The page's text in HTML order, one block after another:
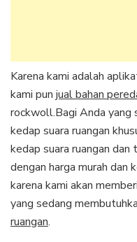
Karena kami adalah
kami pun jual bahan
rockwoll.Bagi Anda yang
kedap suara ruangan
kedap suara ruangan
dengan harga murah dan
karena kami akan
yang sedang
ruangan.